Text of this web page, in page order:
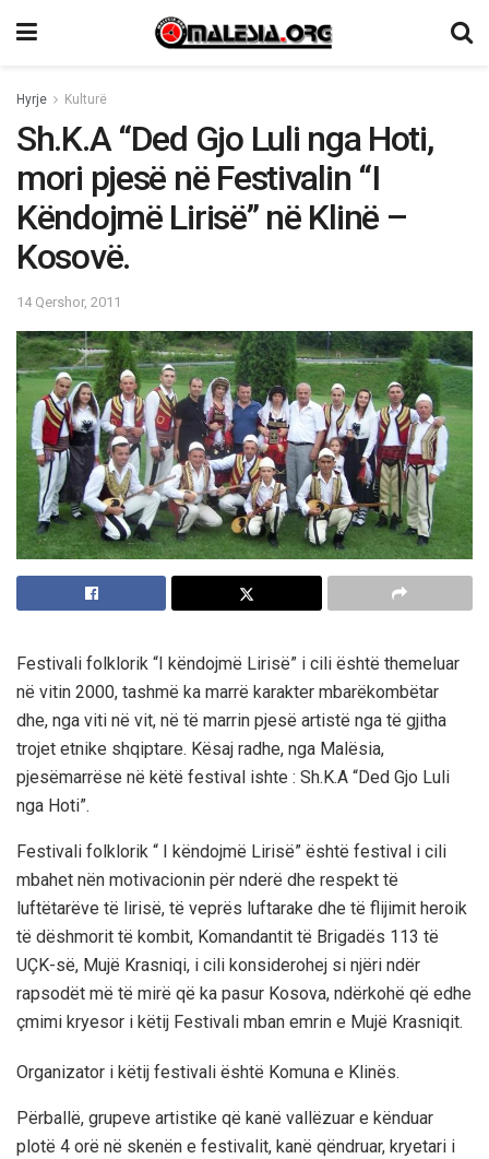
Hyrje Kulturë
Sh.K.A “Ded Gjo Luli nga Hoti,
mori pjesë në Festivalin “I
Këndojmë Lirisë” në Klinë –
Kosovë.
14 Qershor, 2011
Festivali folklorik “I këndojmë Lirisë” i cili është themeluar
në vitin 2000, tashmë ka marrë karakter mbarëkombëtar
dhe, nga viti në vit, në të marrin pjesë artistë nga të gjitha
trojet etnike shqiptare. Kësaj radhe, nga Malësia,
pjesëmarrëse në këtë festival ishte : Sh.K.A “Ded Gjo Luli
nga Hoti”.
Festivali folklorik “ I këndojmë Lirisë” është festival i cili
mbahet nën motivacionin për nderë dhe respekt të
luftëtarëve të lirisë, të veprës luftarake dhe të flijimit heroik
të dëshmorit të kombit, Komandantit të Brigadës 113 të
UÇK-së, Mujë Krasniqi, i cili konsiderohej si njëri ndër
rapsodët më të mirë që ka pasur Kosova, ndërkohë që edhe
çmimi kryesor i këtij Festivali mban emrin e Mujë Krasniqit.
Organizator i këtij festivali është Komuna e Klinës.
Përballë, grupeve artistike që kanë vallëzuar e kënduar
plotë 4 orë në skenën e festivalit, kanë qëndruar, kryetari i